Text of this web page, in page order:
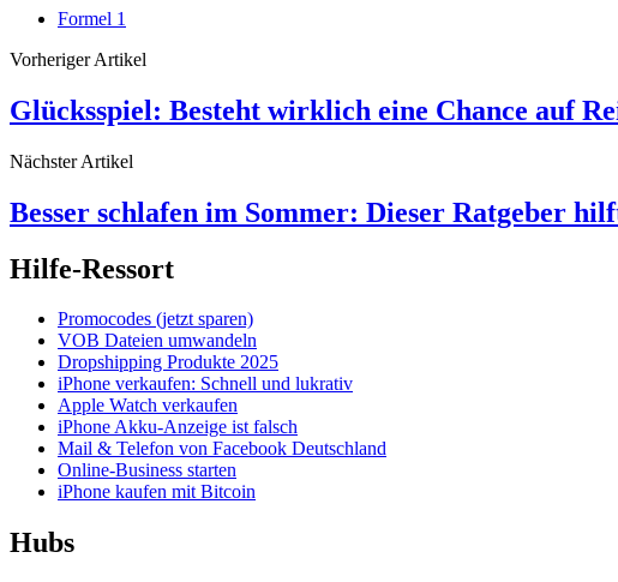
Formel 1
Vorheriger Artikel
Glücksspiel: Besteht wirklich eine Chance auf
Nächster Artikel
Besser schlafen im Sommer: Dieser Ratgeber
Hilfe-Ressort
Promocodes (jetzt sparen)
VOB Dateien umwandeln
Dropshipping Produkte 2025
iPhone verkaufen: Schnell und lukrativ
Apple Watch verkaufen
iPhone Akku-Anzeige ist falsch
Mail & Telefon von Facebook Deutschland
Online-Business starten
iPhone kaufen mit Bitcoin
Hubs